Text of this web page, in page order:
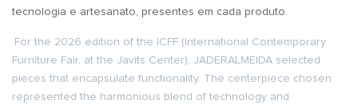
tecnologia e artesanato, presentes em cada produto.
For the 2026 edition of the ICFF (International Contemporary
Furniture Fair, at the Javits Center), JADERALMEIDA selected
pieces that encapsulate functionality. The centerpiece chosen
represented the harmonious blend of technology and